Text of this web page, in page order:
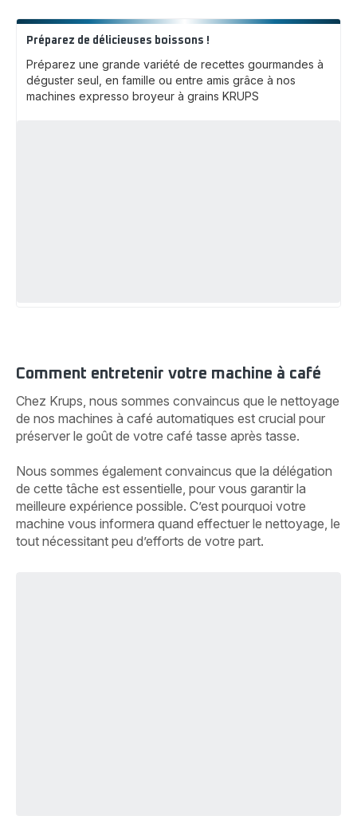
Préparez de délicieuses boissons !
Préparez une grande variété de recettes gourmandes à
déguster seul, en famille ou entre amis grâce à nos
machines expresso broyeur à grains KRUPS
Comment entretenir votre machine à café
Chez Krups, nous sommes convaincus que le nettoyage
de nos machines à café automatiques est crucial pour
préserver le goût de votre café tasse après tasse.
Nous sommes également convaincus que la délégation
de cette tâche est essentielle, pour vous garantir la
meilleure expérience possible. C’est pourquoi votre
machine vous informera quand effectuer le nettoyage, le
tout nécessitant peu d’efforts de votre part.